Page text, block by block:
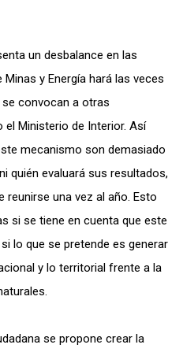
un desbalance en las
y Energía hará las veces
convocan a otras
Ministerio de Interior. Así
mecanismo son demasiado
quién evaluará sus resultados,
reunirse una vez al año. Esto
si se tiene en cuenta que este
lo que se pretende es generar
y lo territorial frente a la
se propone crear la